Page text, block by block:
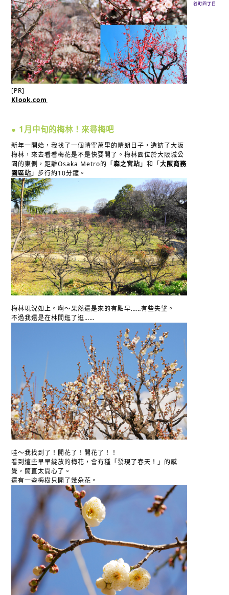
[PR]
Klook.com
● 1月中旬的梅林！來尋梅吧
新年一開始，我找了一個晴空萬里的晴朗日子，造訪了大阪
梅林，來去看看梅花是不是快要開了。梅林園位於大阪城公
園的東側，距離Osaka Metro的「森之宮站 」和「大阪商務
園區站 」步行約10分鐘。
梅林現況如上。啊～果然還是來的有點早……有些失望。
不過我還是在林間逛了逛……
哇～我找到了！開花了！開花了！！
看到這些早早綻放的梅花，會有種「發現了春天！」的感
覺，簡直太開心了。
還有一些梅樹只開了幾朵花。
谷町四丁目